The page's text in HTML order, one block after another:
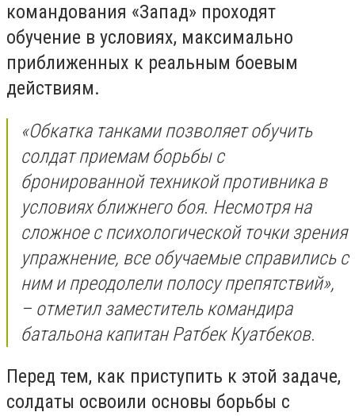
командования «Запад» проходят
обучение в условиях, максимально
приближенных к реальным боевым
действиям.
«Обкатка танками позволяет обучить
солдат приемам борьбы с
бронированной техникой противника в
условиях ближнего боя. Несмотря на
сложное с психологической точки зрения
упражнение, все обучаемые справились с
ним и преодолели полосу препятствий»,
– отметил заместитель командира
батальона капитан Ратбек Куатбеков.
Перед тем, как приступить к этой задаче,
солдаты освоили основы борьбы с